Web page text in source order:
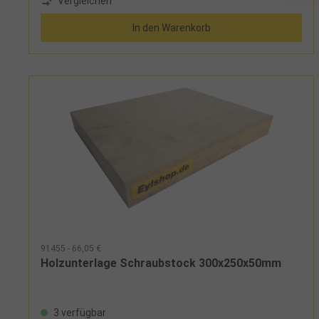
In den Warenkorb
91455 - 66,05 €
Holzunterlage Schraubstock 300x250x50mm
3 verfügbar